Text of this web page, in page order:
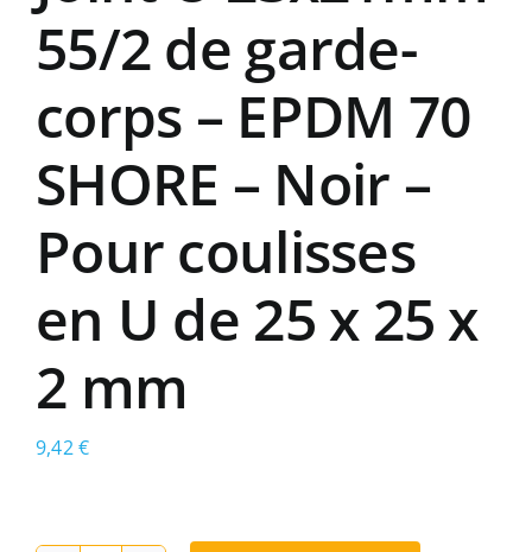
55/2 de garde-
corps – EPDM 70
SHORE – Noir –
Pour coulisses
en U de 25 x 25 x
2 mm
9,42€